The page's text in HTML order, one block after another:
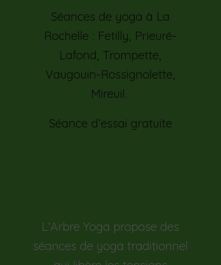
Séances de yoga à La
Rochelle : Fetilly, Prieuré-
Lafond, Trompette,
Vaugouin-Rossignolette,
Mireuil.
Séance d’essai gratuite
L’Arbre Yoga propose des
séances de yoga traditionnel